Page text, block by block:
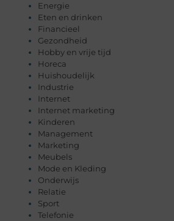
Energie
Eten en drinken
Financieel
Gezondheid
Hobby en vrije tijd
Horeca
Huishoudelijk
Industrie
Internet
Internet marketing
Kinderen
Management
Marketing
Meubels
Mode en Kleding
Onderwijs
Relatie
Sport
Telefonie